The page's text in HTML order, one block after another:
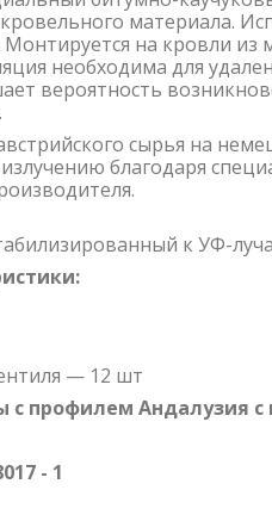
материала.
Монтируется на кровли
необходима для
вероятность
сырья на
благодаря
к УФ-
— 12 шт
с профилем Андалузия
- 1